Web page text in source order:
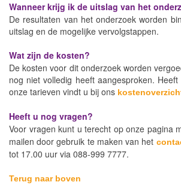
Wanneer krijg ik de uitslag van het
De resultaten van het onderzoek worden
uitslag en de mogelijke vervolgstappen.
Wat zijn de kosten?
De kosten voor dit onderzoek worden
nog niet volledig heeft aangesproken.
onze tarieven vindt u bij ons
Heeft u nog vragen?
Voor vragen kunt u terecht op onze pagina
mailen door gebruik te maken van het
tot 17.00 uur via 088-999 7777.
Terug naar boven